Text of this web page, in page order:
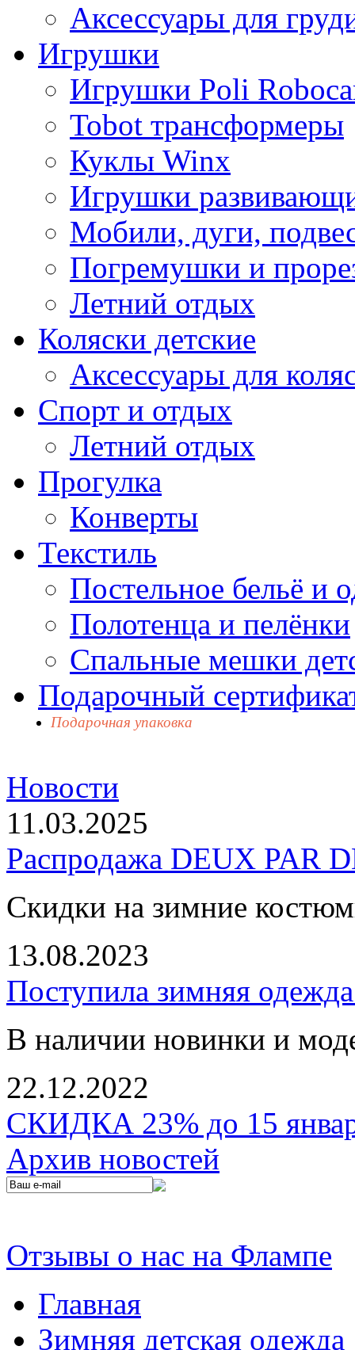
Аксессуары для
Игрушки
Игрушки Poli
Tobot трансформеры
Куклы Winx
Игрушки
Мобили, дуги,
Погремушки и
Летний отдых
Коляски детские
Аксессуары для
Спорт и отдых
Летний отдых
Прогулка
Конверты
Текстиль
Постельное бельё и
Полотенца и пелёнки
Спальные мешки
Подарочный
Подарочная упаковка
Новости
11.03.2025
Распродажа DEUX PAR
Скидки на зимние
13.08.2023
Поступила зимняя
В наличии новинки и
22.12.2022
СКИДКА 23% до 15
Архив новостей
Отзывы о нас на Флампе
Главная
Зимняя детская одежда